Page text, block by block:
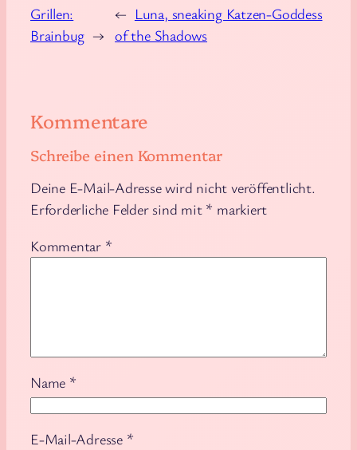
mobiden…
April 18, 2025
← Luna, sneaking Katzen-Goddess
of the Shadows
Grillen:
Brainbug →
Kommentare
Schreibe einen Kommentar
Deine E-Mail-Adresse wird nicht veröffentlicht.
Erforderliche Felder sind mit * markiert
Kommentar *
Name *
E-Mail-Adresse *